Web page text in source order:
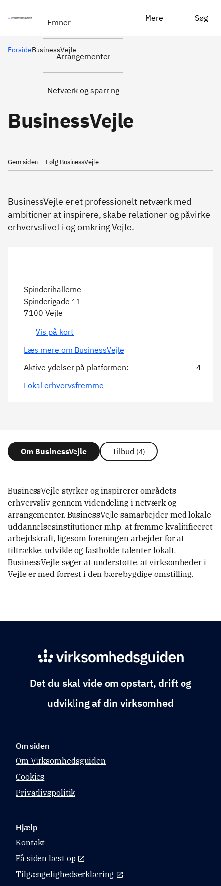
Emner
Arrangementer
Netværk og sparring
Mere Søg
ForsideBusinessVejle
BusinessVejle
Gem siden Følg BusinessVejle
BusinessVejle er et professionelt netværk med
ambitioner at inspirere, skabe relationer og påvirke
erhvervslivet i og omkring Vejle.
Spinderihallerne
Spinderigade 11
7100 Vejle
Vis på kort
Læs mere om BusinessVejle
Aktive ydelser på platformen:
4
Lokal erhvervsfremme
Om BusinessVejle Tilbud (4)
BusinessVejle styrker og inspirerer områdets
erhvervsliv gennem videndeling i netværk og
arrangementer. BusinessVejle samarbejder med lokale
uddannelsesinstitutioner mhp. at fremme kvalitificeret
arbejdskraft, ligesom foreningen arbejder for at
tiltrække, udvikle og fastholde talenter lokalt.
BusinessVejle søger at understøtte, at virksomheder i
Vejle er med forrest i den bærebygdige omstilling.
Det du skal vide om opstart, drift og
udvikling af din virksomhed
Om siden
Om Virksomhedsguiden
Cookies
Privatlivspolitik
Hjælp
Kontakt
Få siden læst op
Tilgængelighedserklæring